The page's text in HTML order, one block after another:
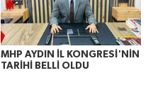
MHP AYDIN İL KONGRESİ'NİN
TARİHİ BELLİ OLDU